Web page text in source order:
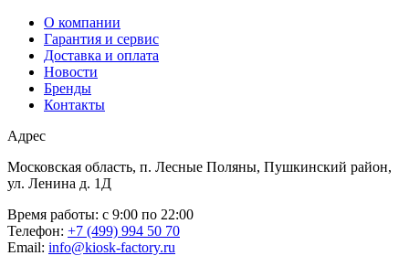
О компании
Гарантия и сервис
Доставка и оплата
Новости
Бренды
Контакты
Адрес
Московская область, п. Лесные Поляны, Пушкинский район,
ул. Ленина д. 1Д
Время работы: с 9:00 по 22:00
Телефон: +7 (499) 994 50 70
Email: info@kiosk-factory.ru